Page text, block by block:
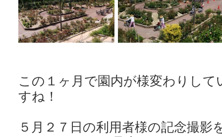
この１ヶ月で園内が様変わりし
すね！
５月２７日の利用者様の記念撮影